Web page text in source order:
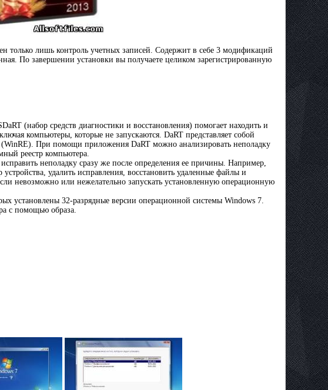
только лишь контроль учетных записей. Содержит в себе 3 модификаций
По завершении установки вы получаете целиком зарегистрированную
(набор средств диагностики и восстановления) помогает находить и
компьютеры, которые не запускаются. DaRT представляет собой
При помощи приложения DaRT можно анализировать неполадку
реестр компьютера.
неполадку сразу же после определения ее причины. Например,
удалить исправления, восстановить удаленные файлы и
невозможно или нежелательно запускать установленную операционную
установлены 32-разрядные версии операционной системы Windows 7.
с помощью образа.